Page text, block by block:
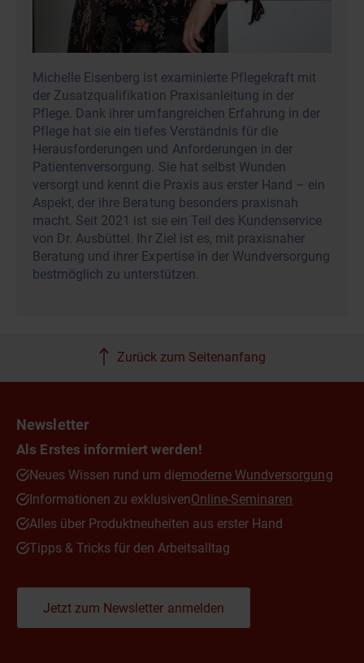
Michelle Eisenberg ist examinierte Pflegekraft mit
der Zusatzqualifikation Praxisanleitung in der
Pflege. Dank ihrer umfangreichen Erfahrung in der
Pflege hat sie ein tiefes Verständnis für die
Herausforderungen und Anforderungen in der
Patientenversorgung. Sie hat selbst Wunden
versorgt und kennt die Praxis aus erster Hand – ein
Aspekt, der ihre Beratung besonders praxisnah
macht. Seit 2021 ist sie ein Teil des Kundenservice
von Dr. Ausbüttel. Ihr Ziel ist es, mit praxisnaher
Beratung und ihrer Expertise in der Wundversorgung
bestmöglich zu unterstützen.
Zurück zum Seitenanfang
Newsletter
Als Erstes informiert werden!
Neues Wissen rund um diemoderne Wundversorgung
Informationen zu exklusivenOnline-Seminaren
Alles über Produktneuheiten aus erster Hand
Tipps & Tricks für den Arbeitsalltag
Jetzt zum Newsletter anmelden